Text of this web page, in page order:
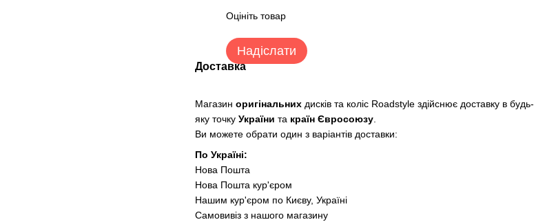
Оцініть товар
Надіслати
Доставка
Магазиноригінальних дисків та коліс Roadstyle здійснює доставку в будь-
яку точкуУкраїнита країн Євросоюзу
Ви можете обрати один з варіантів доставки:
По Україні:
Нова Пошта
Нова Пошта кур'єром
Нашим кур'єром по Києву, Україні
Самовивіз з нашого магазину